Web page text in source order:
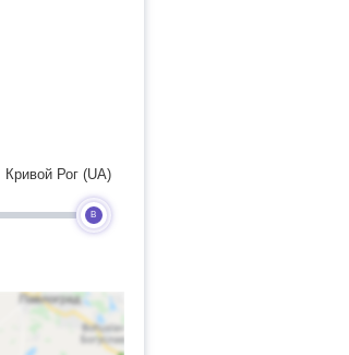
B
Кривой Рог (UA)